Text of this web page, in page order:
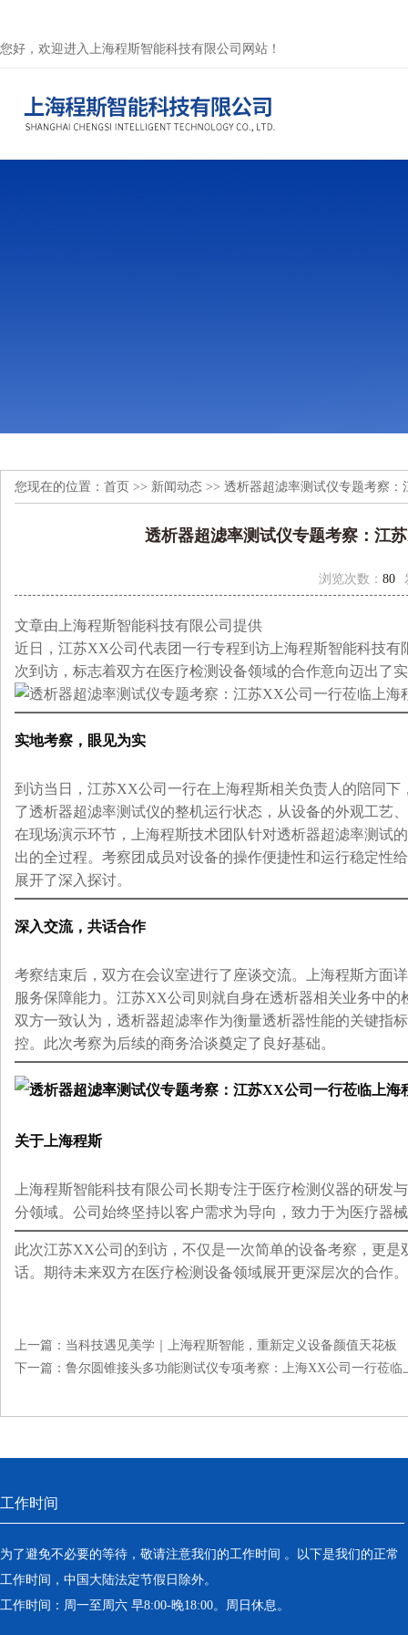
您好，欢迎进入上海程斯智能科技有限公司网站！
您现在的位置： 首页 >> 新闻动态 >> 透析器超滤率测试仪专题考察
透析器超滤率测试仪专题考察：江
浏览次数： 80
文章由上海程斯智能科技有限公司提供
近日，江苏XX公司代表团一行专程到访上海程斯智能科技
次到访，标志着双方在医疗检测设备领域的合作意向迈出了
实地考察，眼见为实
到访当日，江苏XX公司一行在上海程斯相关负责人的陪同
了透析器超滤率测试仪的整机运行状态，从设备的外观工艺
在现场演示环节，上海程斯技术团队针对透析器超滤率测试
出的全过程。考察团成员对设备的操作便捷性和运行稳定性
展开了深入探讨。
深入交流，共话合作
考察结束后，双方在会议室进行了座谈交流。上海程斯方面
服务保障能力。江苏XX公司则就自身在透析器相关业务中
双方一致认为，透析器超滤率作为衡量透析器性能的关键指
控。此次考察为后续的商务洽谈奠定了良好基础。
关于上海程斯
上海程斯智能科技有限公司长期专注于医疗检测仪器的研
分领域。公司始终坚持以客户需求为导向，致力于为医疗器
此次江苏XX公司的到访，不仅是一次简单的设备考察，更
话。期待未来双方在医疗检测设备领域展开更深层次的合作。
上一篇： 当科技遇见美学｜上海程斯智能，重新定义设备颜值天花板
下一篇： 鲁尔圆锥接头多功能测试仪专项考察：上海XX公司一行莅临
工作时间
为了避免不必要的等待，敬请注意我们的工作时间 。以下是我们的正常
工作时间，中国大陆法定节假日除外。
工作时间：周一至周六 早8:00-晚18:00。周日休息。